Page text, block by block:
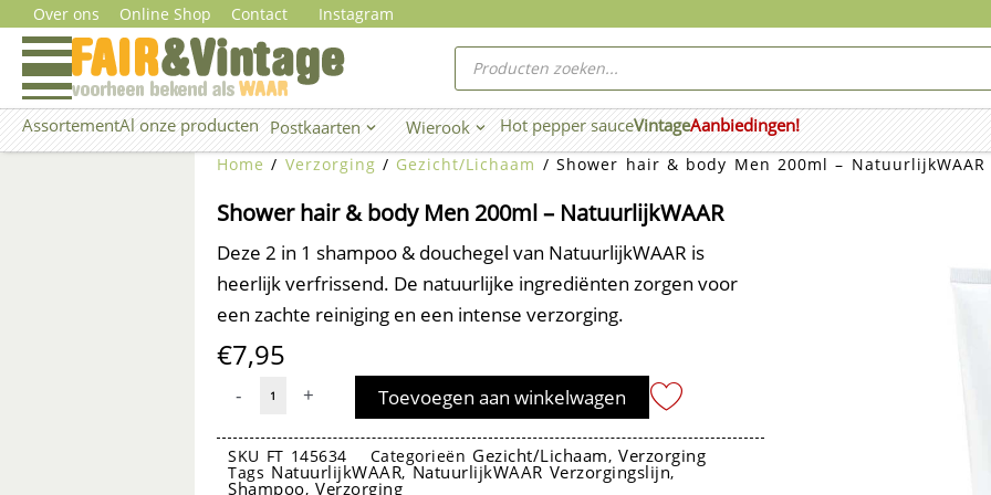
naar
inhoud
Over ons Online Shop Contact Instagram
Producten
zoeken
AssortementAl onze producten Postkaarten Open Postkaarten
Wierook Open Wierook
Hot pepper sauceVintageAanbiedingen!
Home / Verzorging / Gezicht/Lichaam / Shower hair & body Men 200ml – NatuurlijkWAAR
Shower hair & body Men 200ml – NatuurlijkWAAR
Deze 2 in 1 shampoo & douchegel van NatuurlijkWAAR is
heerlijk verfrissend. De natuurlijke ingrediënten zorgen voor
een zachte reiniging en een intense verzorging.
€7,95
-
Shower
&
body
+ Toevoegen aan winkelwagen
SKU FT 145634 Categorieën Gezicht/Lichaam,Verzorging
Tags NatuurlijkWAAR,NatuurlijkWAAR Verzorgingslijn,
Shampoo,Verzorging